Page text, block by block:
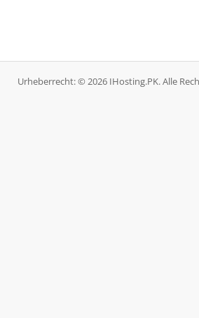
Urheberrecht: © 2026 IHosting.PK. Alle